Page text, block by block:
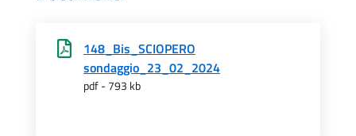
148_Bis_SCIOPERO
sondaggio_23_02_2024
pdf - 793 kb